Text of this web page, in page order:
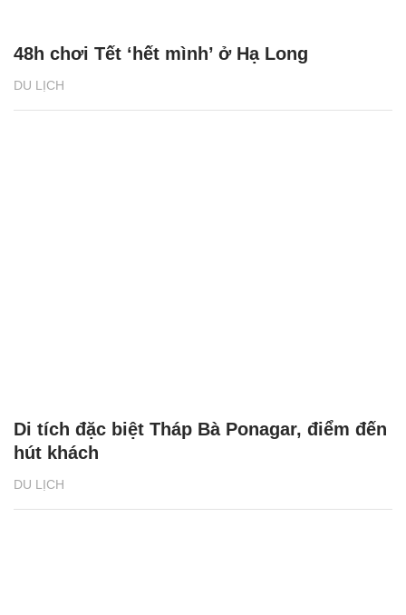
DU LỊCH
48h chơi Tết ‘hết mình’ ở Hạ Long
DU LỊCH
Di tích đặc biệt Tháp Bà Ponagar, điểm đến
hút khách